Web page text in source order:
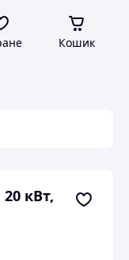
Кошик
кВт,